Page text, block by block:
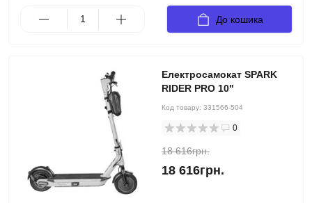
До кошика
Електросамокат SPARK
RIDER PRO 10"
Код товару: 331566-504
0
18 616грн.
18 616грн.